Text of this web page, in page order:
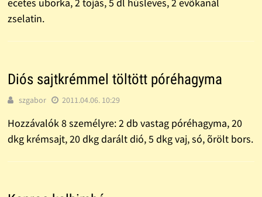
ecetes uborka, 2 tojás, 5 dl húsleves, 2 evõka­nál
zselatin.
Diós sajtkrémmel töltött póréhagyma
szgabor 2011.04.06. 10:29
Hozzávalók 8 személyre: 2 db vastag póréhagyma, 20
dkg krémsajt, 20 dkg darált dió, 5 dkg vaj, só, õrölt bors.